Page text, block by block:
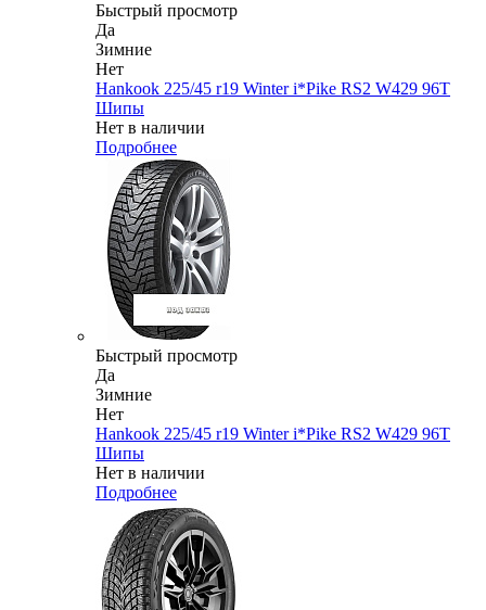
Быстрый просмотр
Да
Зимние
Нет
Hankook 225/45 r19 Winter i*Pike RS2 W429 96T
Шипы
Нет в наличии
Подробнее
Быстрый просмотр
Да
Зимние
Нет
Hankook 225/45 r19 Winter i*Pike RS2 W429 96T
Шипы
Нет в наличии
Подробнее